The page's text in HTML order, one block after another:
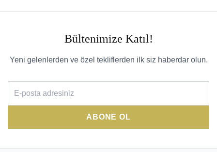
Bültenimize Katıl!
Yeni gelenlerden ve özel tekliflerden ilk siz haberdar olun.
ABONE OL